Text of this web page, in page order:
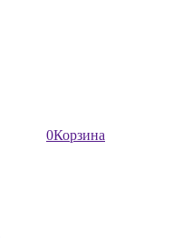
0Корзина